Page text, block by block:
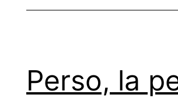
Perso, la